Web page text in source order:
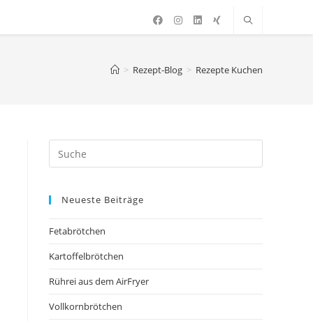
> Rezept-Blog > Rezepte Kuchen
Neueste Beiträge
Fetabrötchen
Kartoffelbrötchen
Rührei aus dem AirFryer
Vollkornbrötchen